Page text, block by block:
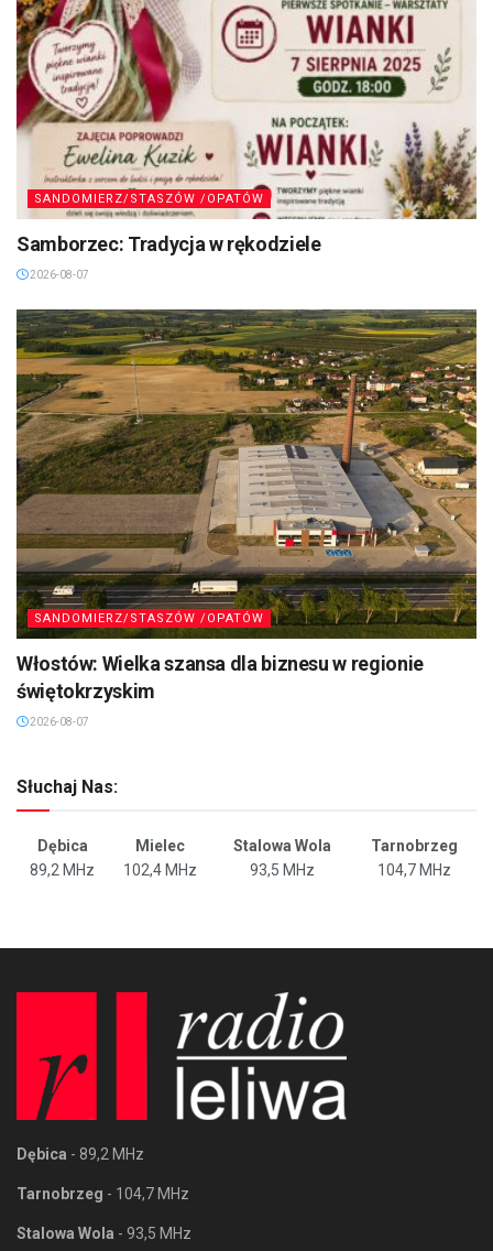
SANDOMIERZ/STASZÓW /OPATÓW
Samborzec: Tradycja w rękodziele
2026-08-07
SANDOMIERZ/STASZÓW /OPATÓW
Włostów: Wielka szansa dla biznesu w regionie
świętokrzyskim
2026-08-07
Słuchaj Nas:
Dębica Mielec Stalowa Wola
Tarnobrzeg
89,2 MHz
102,4 MHz 93,5 MHz 104,7 MHz
Dębica - 89,2 MHz
Tarnobrzeg - 104,7 MHz
Stalowa Wola - 93,5 MHz